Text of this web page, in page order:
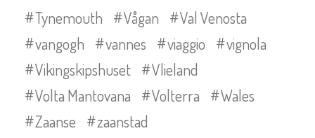
Tynemouth
Vågan
Val Venosta
vangogh
vannes viaggio
vignola
Vikingskipshuset
Vlieland
Volta Mantovana
Volterra
Wales
Zaanse
zaanstad